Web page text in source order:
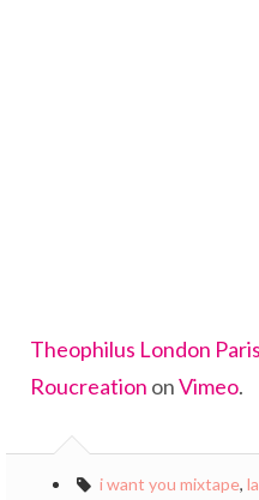
Theophilus London
Roucreation onVimeo.
i want you mixtape,